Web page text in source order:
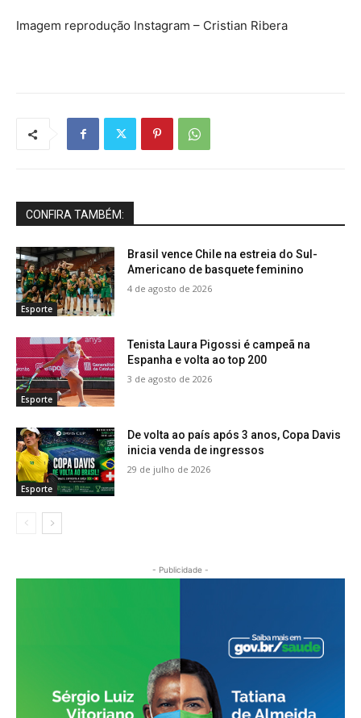
Imagem reprodução Instagram – Cristian Ribera
CONFIRA TAMBÉM:
Esporte
Brasil vence Chile na estreia do Sul-
Americano de basquete feminino
4 de agosto de 2026
Esporte
Tenista Laura Pigossi é campeã na
Espanha e volta ao top 200
3 de agosto de 2026
Esporte
De volta ao país após 3 anos, Copa Davis
inicia venda de ingressos
29 de julho de 2026
- Publicidade -